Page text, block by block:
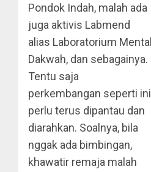
Pondok Indah, malah ada
juga aktivis Labmend
alias Laboratorium Mental
Dakwah, dan sebagainya.
Tentu saja
perkembangan seperti ini
perlu terus dipantau dan
diarahkan. Soalnya, bila
nggak ada bimbingan,
khawatir remaja malah